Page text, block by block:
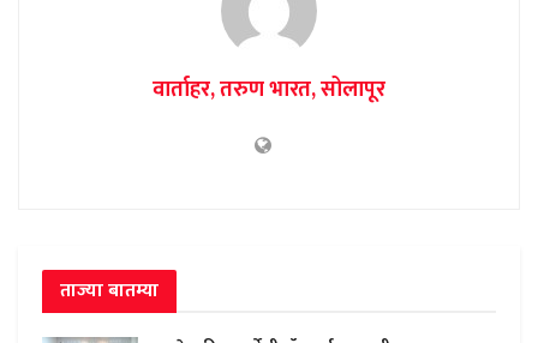
वार्ताहर, तरुण भारत, सोलापूर
ताज्या बातम्या